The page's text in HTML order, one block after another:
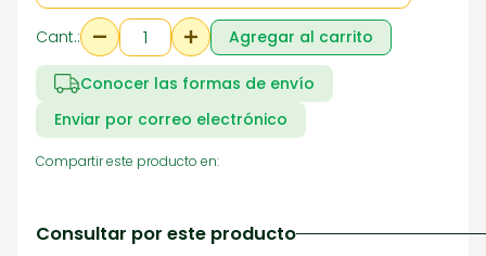
Cant.: Agregar al carrito
Conocer las formas de envío
Enviar por correo electrónico
Compartir este producto en:
Consultar por este producto